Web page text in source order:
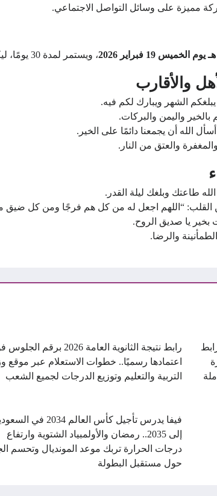
مميزة على وسائل التواصل الاجتماعي.
، ويستمر لمدة 30 يومًا، ليكون
الشهر ويبارك لكم فيه.
بالخير واليمن والبركات.
الله أن يجمعنا دائمًا على الخير.
والعتق من النار.
طاعتك وبلغك ليلة القدر.
القلب: “اللهم اجعل له من كل هم فرجًا ومن كل ضيق
يا صديق الروح.
والرضا.
رابط
رابط نتيجة الثانوية العامة 2026 برقم
اعتمادها رسميًا.. خطوات الاستعلام عبر موقع
التربية والتعليم وتوزيع الدرجات لجميع الشعب
فيفا يدرس تأجيل كأس العالم 2034 في
إلى 2035.. رمضان والأولمبياد الشتوية وارتفاع
درجات الحرارة تربك موعد المونديال وتحسم
حول مستقبل البطولة